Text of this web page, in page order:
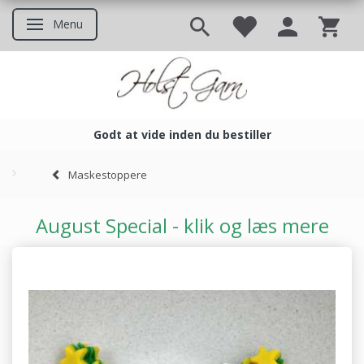
Skifte navigation
Menu
Godt at vide inden du bestiller
Maskestoppere
August Special - klik og læs mere